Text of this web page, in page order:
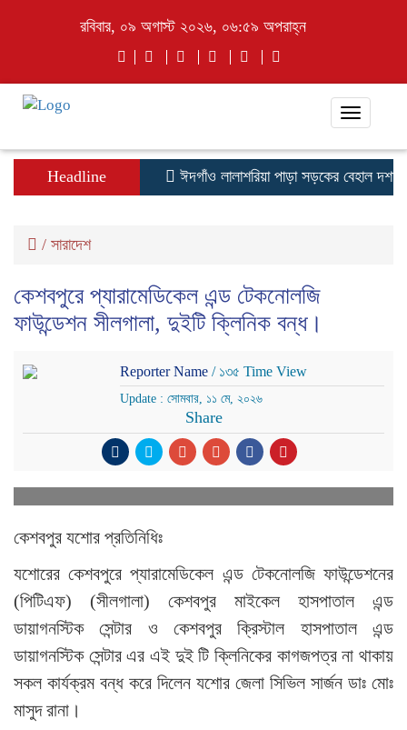
রবিবার, ০৯ অগাস্ট ২০২৬, ০৬:৫৯ অপরাহ্ন
Toggle
Headline ঈদগাঁও লালাশরিয়া পাড়া সড়কের বেহাল
/ সারাদেশ
কেশবপুরে প্যারামেডিকেল এন্ড টেকনোলজি
ফাউন্ডেশন সীলগালা, দুইটি ক্লিনিক বন্ধ।
Reporter Name / ১৩৫ Time View
Update : সোমবার, ১১ মে, ২০২৬
Share
কেশবপুর যশোর প্রতিনিধিঃ
যশোরের কেশবপুরে প্যারামেডিকেল এন্ড টেকনোলজি ফাউন্ডেশনের
(পিটিএফ) (সীলগালা) কেশবপুর মাইকেল হাসপাতাল এন্ড
ডায়াগনস্টিক সেন্টার ও কেশবপুর ক্রিস্টাল হাসপাতাল এন্ড
ডায়াগনস্টিক সেন্টার এর এই দুই টি ক্লিনিকের কাগজপত্র না থাকায়
সকল কার্যক্রম বন্ধ করে দিলেন যশোর জেলা সিভিল সার্জন ডাঃ মোঃ
মাসুদ রানা।